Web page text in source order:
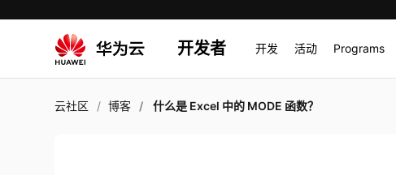
开发者 开发 活动 Programs
云社区 博客 什么是 Excel 中的 MODE 函数？